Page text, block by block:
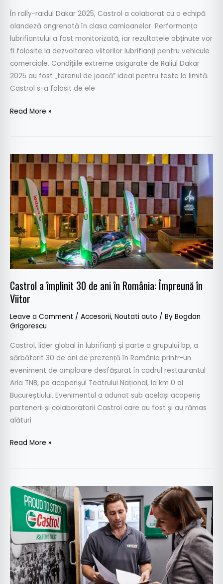
În rally-raidul Dakar 2025, Castrol a colaborat cu o echipă
olandeză angrenată în clasa camioanelor. Performanța
lubrifiantului a fost monitorizată, iar rezultatele obținute vor
fi folosite la dezvoltarea viitorilor lubrifianți pentru vehicule
comerciale. Condițiile extreme asigurate de Raliul Dakar
2025 au fost „terenul de joacă” ideal pentru teste la limită.
Castrol s-a folosit de ele
Read More »
Castrol a împlinit 30 de ani în România: Împreună în
Viitor
Leave a Comment / Accesorii, Noutati auto / By Bogdan
Grigorescu
Castrol, lider global în lubrifianți și parte a grupului bp, a
sărbătorit 30 de ani de prezență în România printr-un
eveniment de amploare desfășurat în cadrul restaurantul
Aria TNB, pe acoperișul Teatrului Național, la km 0 al
Bucureștiului. Evenimentul a adunat sub același acoperiș
partenerii și colaboratorii Castrol care au fost și au rămas
alături
Castrol
împlinit
30
de
ani
în
România:
Împreună
în
Viitor
Read More »
Sondaj
Castrol:
Conducătorii
auto
tind
să
recomande
service-